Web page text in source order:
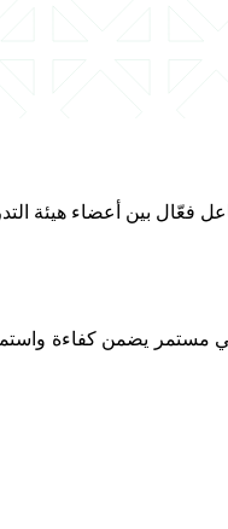
فعّال بين أعضاء هيئة
مستمر يضمن كفاءة